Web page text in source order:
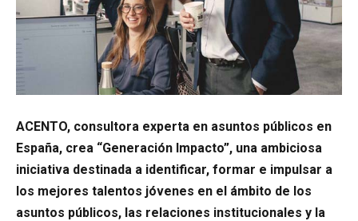
ACENTO, consultora experta en asuntos públicos en
España, crea “Generación Impacto”, una ambiciosa
iniciativa destinada a identificar, formar e impulsar a
los mejores talentos jóvenes en el ámbito de los
asuntos públicos, las relaciones institucionales y la